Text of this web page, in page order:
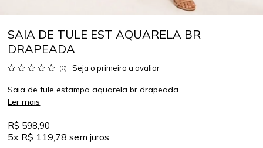
SAIA DE TULE EST AQUARELA BR
DRAPEADA
(0) Seja o primeiro a avaliar
Saia de tule estampa aquarela br drapeada.
Ler mais
R$ 598,90
5x R$ 119,78sem juros